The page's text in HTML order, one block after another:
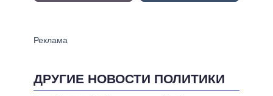
ДРУГИЕ НОВОСТИ ПОЛИТИКИ